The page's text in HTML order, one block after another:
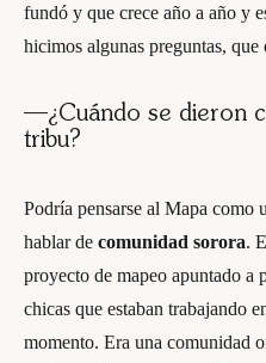
fundó y que crece año a año y
hicimos algunas preguntas,
—¿Cuándo se dieron
tribu?
Podría pensarse al Mapa como
hablar de comunidad sorora.
proyecto de mapeo apuntado a
chicas que estaban trabajando
momento. Era una comunidad